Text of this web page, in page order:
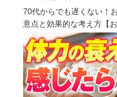
70代からでも遅くない！
意点と効果的な考え方【お